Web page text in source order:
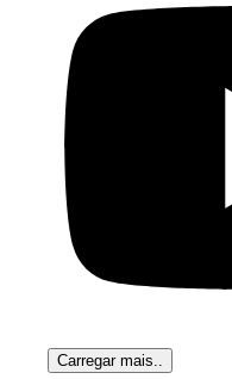
Carregar mais..